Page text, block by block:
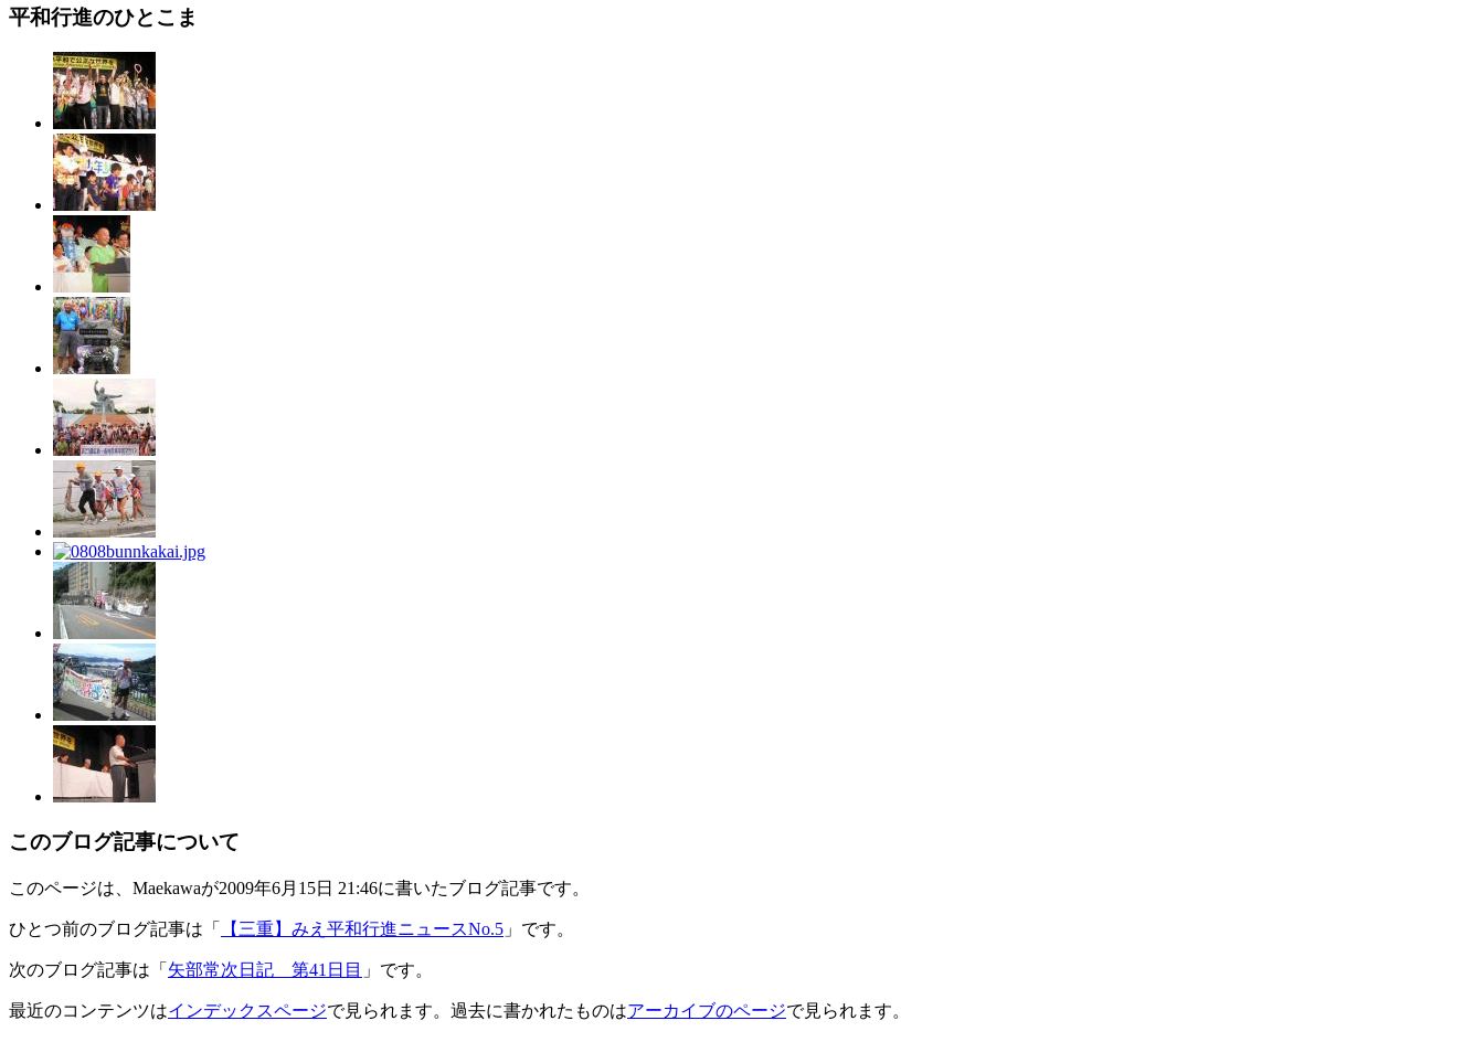
平和行進のひとこま
このブログ記事について
このページは、Maekawaが2009年6月15日 21:46に書いたブログ記事です。
ひとつ前のブログ記事は「 【三重】みえ平和行進ニュースNo.5 」です。
次のブログ記事は「 矢部常次日記 第41日目 」です。
最近のコンテンツはインデックスページで見られます。過去に書かれたものはアーカイブのページで見られます。